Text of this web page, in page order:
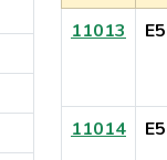
11013
11014